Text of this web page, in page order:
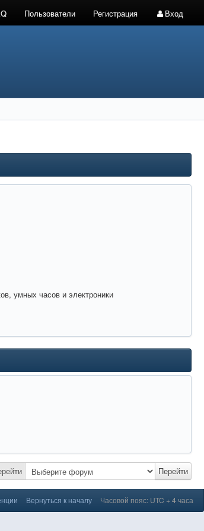
Пользователи Регистрация Вход
умных часов и электроники
Перейти
Вернуться к началу Часовой пояс: UTC + 4 часа